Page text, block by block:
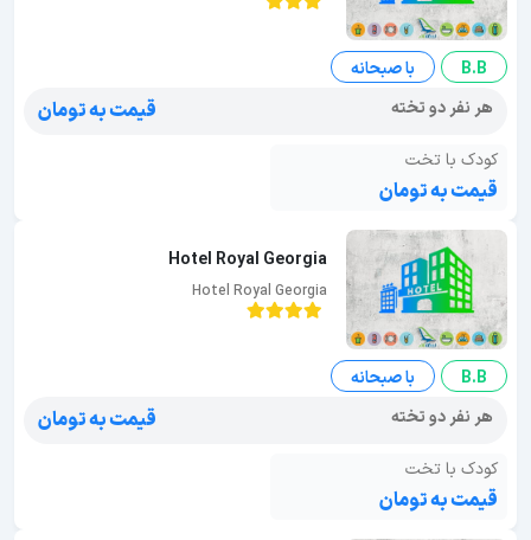
B.B
با صبحانه
هر نفر دو تخته
قیمت به تومان
کودک با تخت
قیمت به تومان
Hotel Royal Georgia
Hotel Royal Georgia
B.B
با صبحانه
هر نفر دو تخته
قیمت به تومان
کودک با تخت
قیمت به تومان